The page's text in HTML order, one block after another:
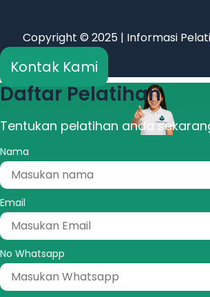
Copyright © 2025 | Informasi
Kontak Kami
Daftar Pelatihan
Tentukan pelatihan anda
Nama
Email
No Whatsapp